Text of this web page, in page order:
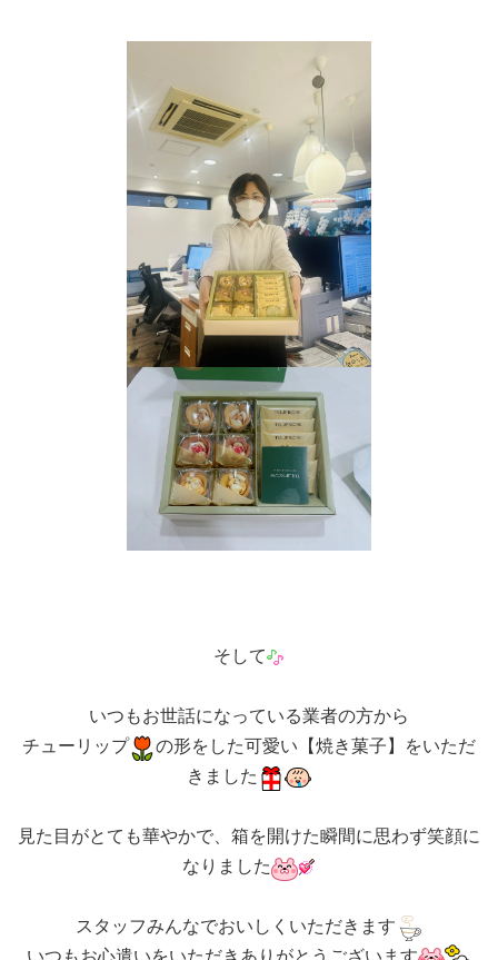
そして
いつもお世話になっている業者の方から
チューリップ
の形をした可愛い【焼き菓子】をいただ
きました
見た目がとても華やかで、箱を開けた瞬間に思わず笑顔に
なりました
スタッフみんなでおいしくいただきます